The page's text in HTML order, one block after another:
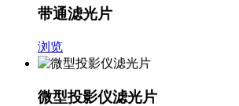
带通滤光片
浏览
微型投影仪滤光片